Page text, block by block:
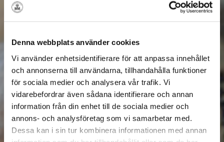
Denna webbplats använder cookies
Vi använder enhetsidentifierare för att anpassa innehållet
och annonserna till användarna, tillhandahålla funktioner
för sociala medier och analysera vår trafik. Vi
vidarebefordrar även sådana identifierare och annan
information från din enhet till de sociala medier och
annons- och analysföretag som vi samarbetar med.
Dessa kan i sin tur kombinera informationen med annan